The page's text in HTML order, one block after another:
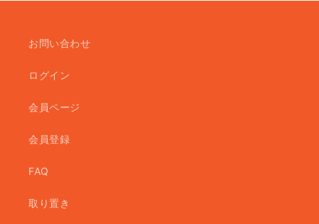
お問い合わせ
ログイン
会員ページ
会員登録
FAQ
取り置き